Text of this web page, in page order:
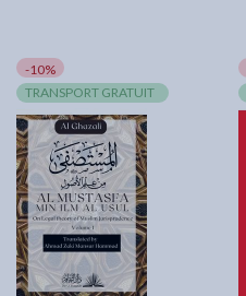
-10%
TRANSPORT GRATUIT